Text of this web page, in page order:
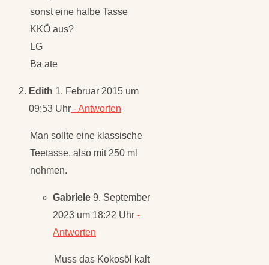
sonst eine halbe Tasse
KKÖ aus?
LG
Ba ate
Edith 1. Februar 2015 um
09:53 Uhr - Antworten
Man sollte eine klassische
Teetasse, also mit 250 ml
nehmen.
Gabriele 9. September
2023 um 18:22 Uhr -
Antworten
Muss das Kokosöl kalt